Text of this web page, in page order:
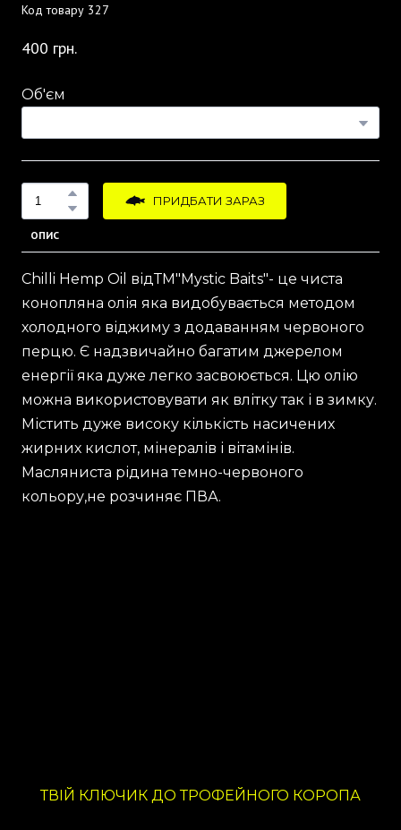
Код товару 327
400 грн.
Об'єм
ПРИДБАТИ ЗАРАЗ
ОПИС
Chilli Hemp Oil відТМ"Mystic Baits"- це чиста
конопляна олія яка видобувається методом
холодного віджиму з додаванням червоного
перцю. Є надзвичайно багатим джерелом
енергії яка дуже легко засвоюється. Цю олію
можна використовувати як влітку так і в зимку.
Містить дуже високу кількість насичених
жирних кислот, мінералів і вітамінів.
Масляниста рідина темно-червоного
кольору,не розчиняє ПВА.
ТВІЙ КЛЮЧИК ДО ТРОФЕЙНОГО КОРОПА